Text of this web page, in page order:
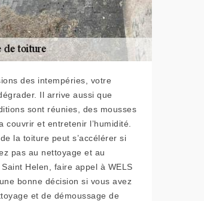
des intempéries, votre
Il arrive aussi que
sont réunies, des mousses
couvrir et entretenir l’humidité.
la toiture peut s’accélérer si
pas au nettoyage et au
Helen, faire appel à WELS
bonne décision si vous avez
et de démoussage de